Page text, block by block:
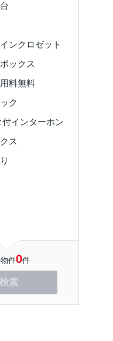
ンクロゼット
ックス
料無料
ク
インターホン
ス
件0件
検索